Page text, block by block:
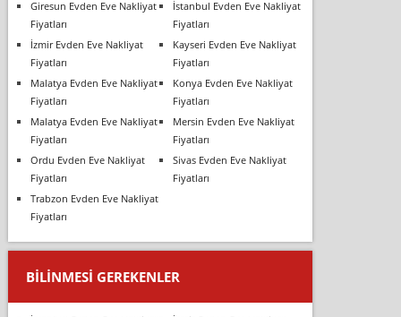
Giresun Evden Eve Nakliyat
Fiyatları
İstanbul Evden Eve Nakliyat
Fiyatları
İzmir Evden Eve Nakliyat
Fiyatları
Kayseri Evden Eve Nakliyat
Fiyatları
Malatya Evden Eve Nakliyat
Fiyatları
Konya Evden Eve Nakliyat
Fiyatları
Malatya Evden Eve Nakliyat
Fiyatları
Mersin Evden Eve Nakliyat
Fiyatları
Ordu Evden Eve Nakliyat
Fiyatları
Sivas Evden Eve Nakliyat
Fiyatları
Trabzon Evden Eve Nakliyat
Fiyatları
BILINMESI GEREKENLER